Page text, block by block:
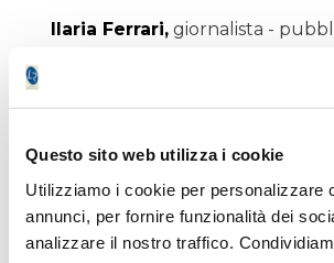
Questo sito web utilizza i cookie
Utilizziamo i cookie per personalizzare
annunci, per fornire funzionalità dei
analizzare il nostro traffico.
Ilaria Ferrari, giornalista -
nel quale lavora per
finanziario privato italiano
stato direttore responsabile di
lombardreport.com per diversi
di analisi tecnica "non